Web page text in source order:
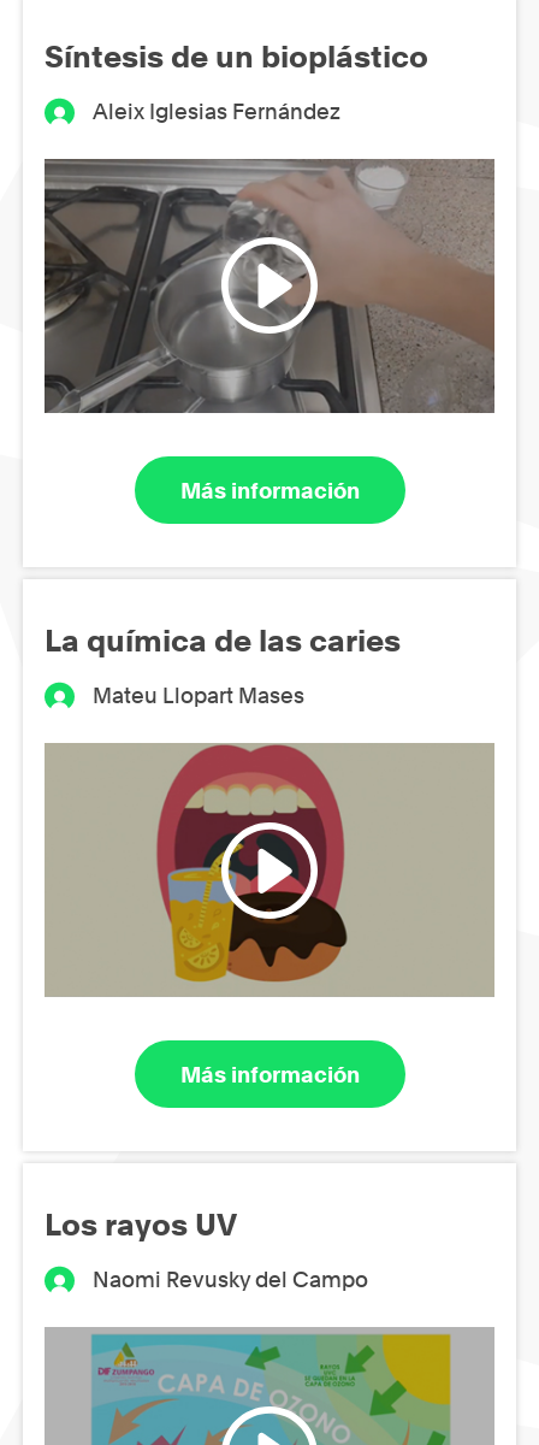
Síntesis de un bioplástico
Aleix Iglesias Fernández
Más información
La química de las caries
Mateu Llopart Mases
Más información
Los rayos UV
Naomi Revusky del Campo